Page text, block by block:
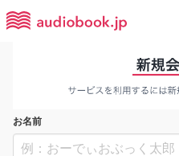
お名前